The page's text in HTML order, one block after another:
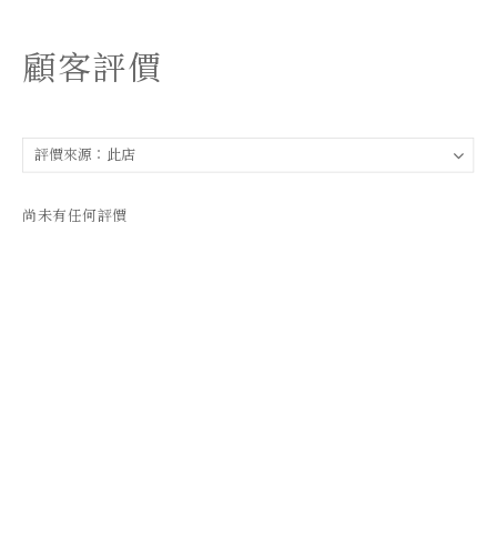
顧客評價
尚未有任何評價